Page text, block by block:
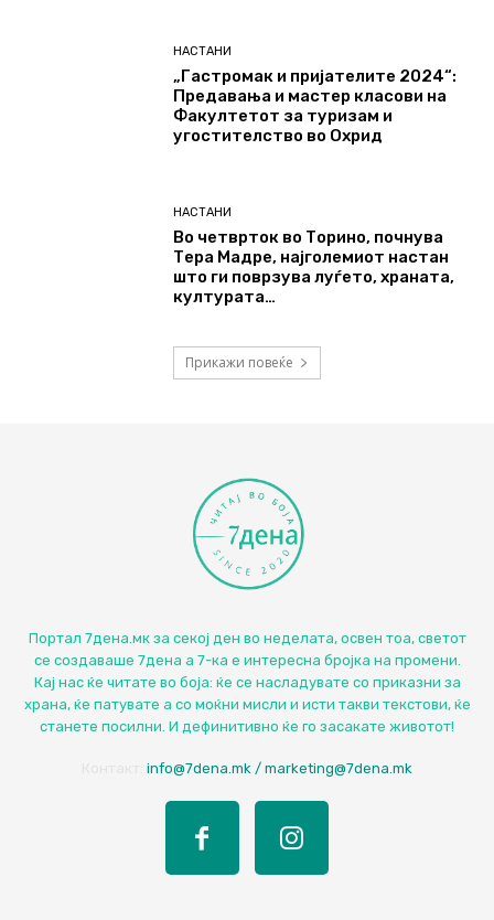
НАСТАНИ
„Гастромак и пријателите 2024“:
Предавања и мастер класови на
Факултетот за туризам и
угостителство во Охрид
НАСТАНИ
Во четврток во Торино, почнува
Тера Мадре, најголемиот настан
што ги поврзува луѓето, храната,
културата…
Прикажи повеќе
Портал 7дена.мк за секој ден во неделата, освен тоа, светот
се создаваше 7дена а 7-ка е интересна бројка на промени.
Кај нас ќе читате во боја: ќе се насладувате со приказни за
храна, ќе патувате а со моќни мисли и исти такви текстови, ќе
станете посилни. И дефинитивно ќе го засакате животот!
info@7dena.mk / marketing@7dena.mk